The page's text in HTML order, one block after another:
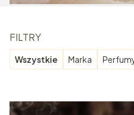
FILTRY
Wszystkie Marka